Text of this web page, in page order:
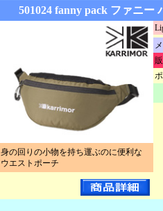
501024 fanny pack ファニー
身の回りの小物を持ち運ぶのに便利な
ウエストポーチ